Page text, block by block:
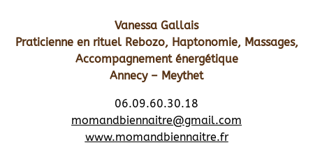
Vanessa Gallais
Praticienne en rituel Rebozo, Haptonomie, Massages,
Accompagnement énergétique
Annecy – Meythet
06.09.60.30.18
momandbiennaitre@gmail.com
www.momandbiennaitre.fr